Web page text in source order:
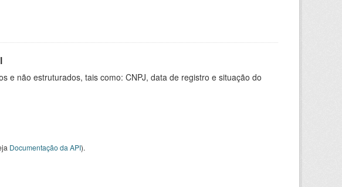
e não estruturados, tais como: CNPJ, data de registro e situação do
Documentação da API).